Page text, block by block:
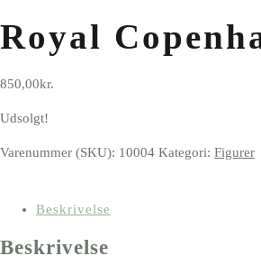
Royal
850,00kr.
Udsolgt!
Varenummer (SKU): 10004 Kategori: Figurer
Beskrivelse
Beskrivelse